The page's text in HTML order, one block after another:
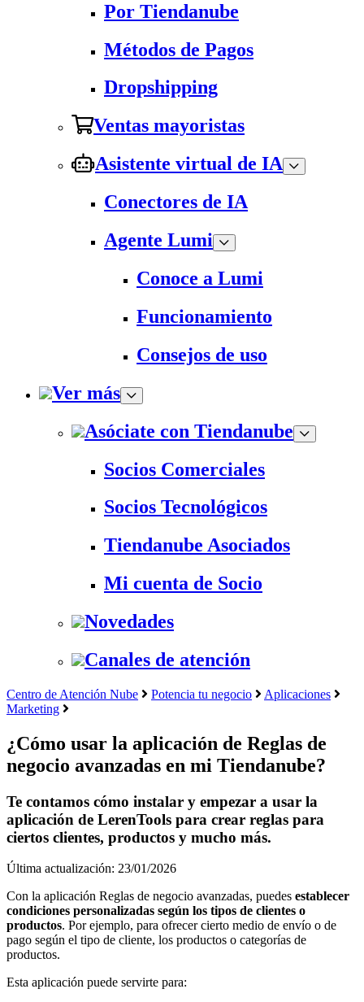
Por Tiendanube
Métodos de Pagos
Dropshipping
Ventas mayoristas
Asistente virtual de IA
Conectores de IA
Agente Lumi
Conoce a Lumi
Funcionamiento
Consejos de uso
Ver más
Asóciate con Tiendanube
Socios Comerciales
Socios Tecnológicos
Tiendanube Asociados
Mi cuenta de Socio
Novedades
Canales de atención
Centro de Atención Nube Potencia tu negocio
Aplicaciones
Marketing
¿Cómo usar la aplicación de Reglas de
negocio avanzadas en mi Tiendanube?
Te contamos cómo instalar y empezar a usar la
aplicación de LerenTools para crear reglas para
ciertos clientes, productos y mucho más.
Última actualización: 23/01/2026
Con la aplicación Reglas de negocio avanzadas, puedes establecer
condiciones personalizadas según los tipos de clientes o
productos. Por ejemplo, para ofrecer cierto medio de envío o de
pago según el tipo de cliente, los productos o categorías de
productos.
Esta aplicación puede servirte para: